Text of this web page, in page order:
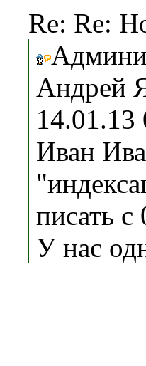
Re: Re:
Андрей
Иван
писать с
У нас